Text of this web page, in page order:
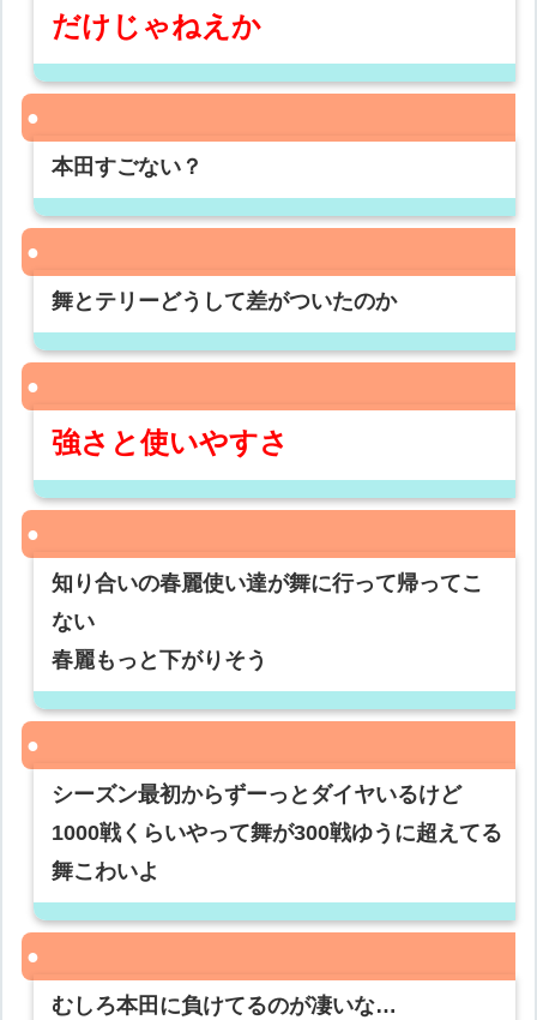
だけじゃねえか
本田すごない？
舞とテリーどうして差がついたのか
強さと使いやすさ
知り合いの春麗使い達が舞に行って帰ってこ
ない
春麗もっと下がりそう
シーズン最初からずーっとダイヤいるけど
1000戦くらいやって舞が300戦ゆうに超えてる
舞こわいよ
むしろ本田に負けてるのが凄いな…